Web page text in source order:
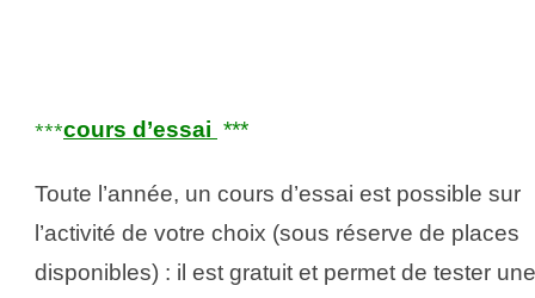
***cours d’essai ***
Toute l’année, un cours d’essai est possible sur
l’activité de votre choix (sous réserve de places
disponibles) : il est gratuit et permet de tester